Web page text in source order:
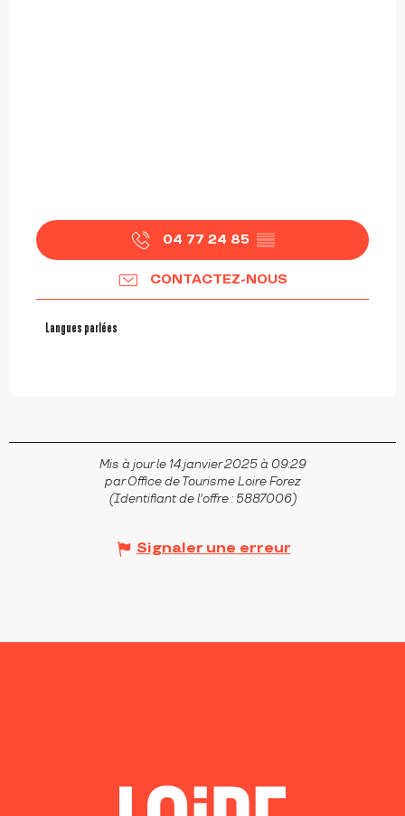
04 77 24 85 ▒▒
CONTACTEZ-NOUS
Langues parlées
Langues parlées
Mis à jour le 14 janvier 2025 à 09:29
par Office de Tourisme Loire Forez
(Identifiant de l'offre : 5887006)
Signaler une erreur